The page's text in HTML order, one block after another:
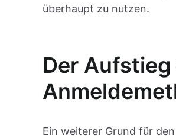
überhaupt zu nutzen.
Der
Ein weiterer Grund für